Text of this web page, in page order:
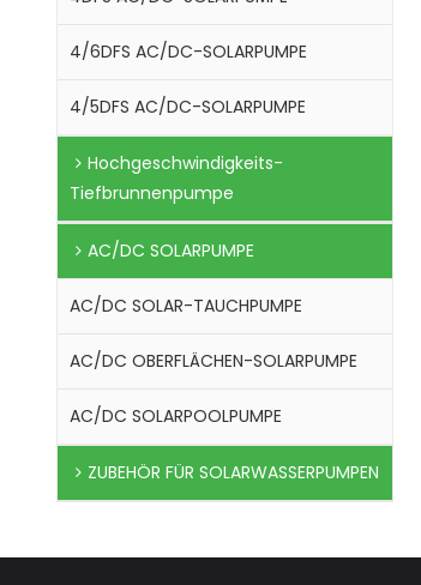
4/6DFS AC/DC-SOLARPUMPE
4/5DFS AC/DC-SOLARPUMPE
Hochgeschwindigkeits-
Tiefbrunnenpumpe
AC/DC SOLARPUMPE
AC/DC SOLAR-TAUCHPUMPE
AC/DC OBERFLÄCHEN-SOLARPUMPE
AC/DC SOLARPOOLPUMPE
ZUBEHÖR FÜR SOLARWASSERPUMPEN